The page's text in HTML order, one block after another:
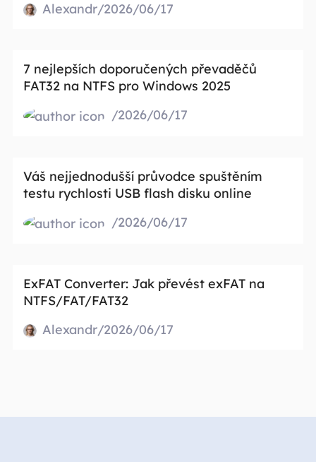
Alexandr/2026/06/17
7 nejlepších doporučených převaděčů
FAT32 na NTFS pro Windows 2025
/2026/06/17
Váš nejjednodušší průvodce spuštěním
testu rychlosti USB flash disku online
/2026/06/17
ExFAT Converter: Jak převést exFAT na
NTFS/FAT/FAT32
Alexandr/2026/06/17